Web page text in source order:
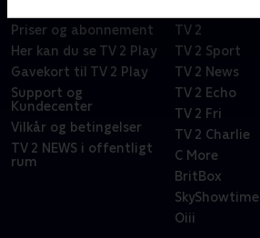
Priser og abonnement
Her kan du se TV 2 Play
Gavekort til TV 2 Play
Support og
Kundecenter
Vilkår og betingelser
TV 2 NEWS i offentligt
rum
TV 2
TV 2 Sport
TV 2 News
TV 2 Echo
TV 2 Fri
TV 2 Charlie
C More
BritBox
SkyShowtime
Oiii